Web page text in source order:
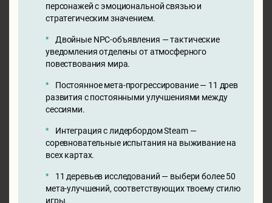
персонажей с эмоциональной связью и
стратегическим значением.
Двойные NPC-объявления — тактические
уведомления отделены от атмосферного
повествования мира.
Постоянное мета-прогрессирование — 11 древ
развития с постоянными улучшениями между
сессиями.
Интеграция с лидербордом Steam —
соревновательные испытания на выживание на
всех картах.
11 деревьев исследований — выбери более 50
мета-улучшений, соответствующих твоему стилю
игры.